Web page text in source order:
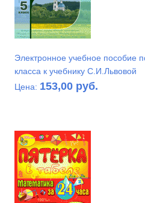
Электронное учебное пособие
класса к учебнику С.И.Львовой
Цена: 153,00 руб.